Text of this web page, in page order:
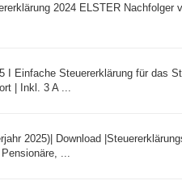
2024 ELSTER Nachfolger
I Einfache Steuererklärung für das
| Inkl. 3 A ...
2025)| Download
...